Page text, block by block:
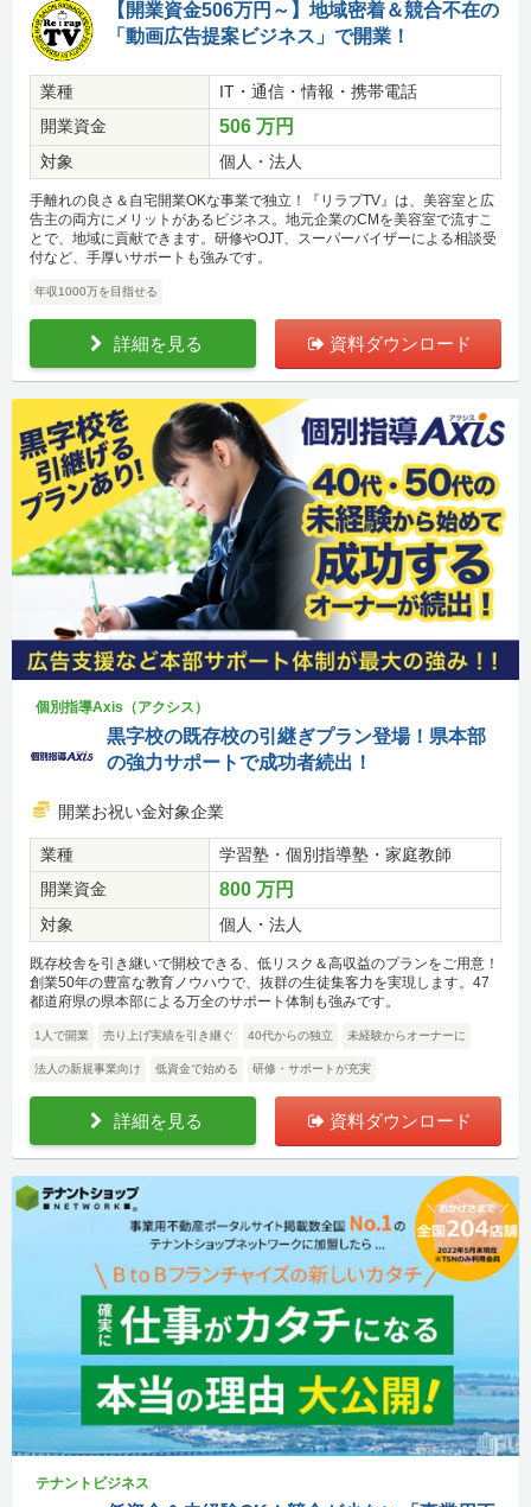
【開業資金506万円～】地域密着＆競合不在の
「動画広告提案ビジネス」で開業！
業種
IT・通信・情報・携帯電話
開業資金
506 万円
対象 個人・法人
手離れの良さ＆自宅開業OKな事業で独立！『リラプTV』は、美容室と広
告主の両方にメリットがあるビジネス。地元企業のCMを美容室で流すこ
とで、地域に貢献できます。研修やOJT、スーパーバイザーによる相談受
付など、手厚いサポートも強みです。
年収1000万を目指せる
詳細を見る 資料ダウンロード
個別指導Axis（アクシス）
黒字校の既存校の引継ぎプラン登場！県本部
の強力サポートで成功者続出！
開業お祝い金対象企業
業種
学習塾・個別指導塾・家庭教師
開業資金
800 万円
対象 個人・法人
既存校舎を引き継いで開校できる、低リスク＆高収益のプランをご用意！
創業50年の豊富な教育ノウハウで、抜群の生徒集客力を実現します。47
都道府県の県本部による万全のサポート体制も強みです。
1人で開業 売り上げ実績を引き継ぐ 40代からの独立 未経験からオーナーに
法人の新規事業向け 低資金で始める 研修・サポートが充実
詳細を見る 資料ダウンロード
テナントビジネス